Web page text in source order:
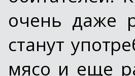
очень даже
станут
мясо и еще